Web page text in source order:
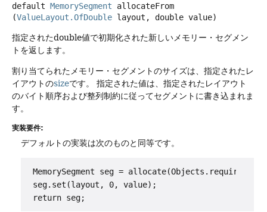
default MemorySegment
allocateFrom
(ValueLayout.OfDouble layout, double value)
指定されたdouble値で初期化された新しいメモリー・セグメン
トを返します。
割り当てられたメモリー・セグメントのサイズは、指定されたレ
イアウトのsizeです。
指定された値は、指定されたレイアウト
のバイト順序および整列制約に従ってセグメントに書き込まれま
す。
実装要件:
デフォルトの実装は次のものと同等です。
MemorySegment seg =
seg.set(layout, 0, value);